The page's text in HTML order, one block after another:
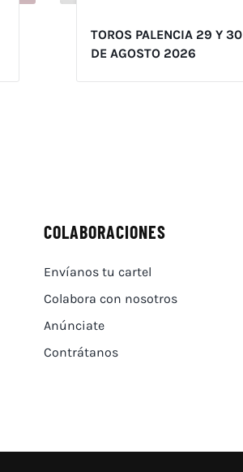
TOROS PALENCIA 29 Y 30
DE AGOSTO 2026
COLABORACIONES
Envíanos tu cartel
Colabora con nosotros
Anúnciate
Contrátanos